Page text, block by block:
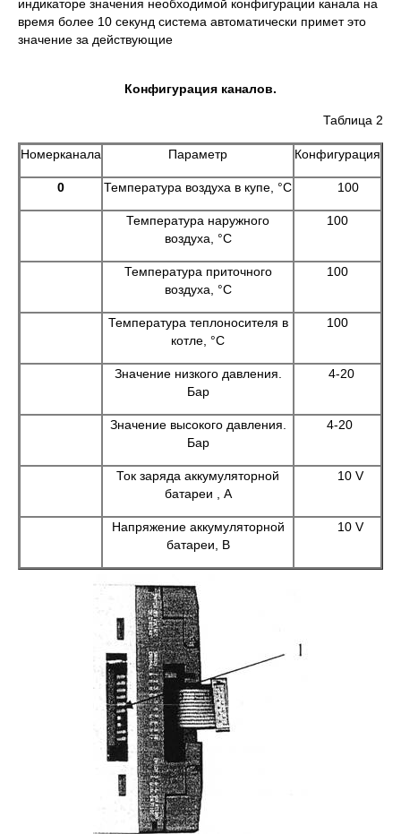
индикаторе значения необходимой конфигурации канала на
время более 10 секунд система автоматически примет это
значение за действующие
Конфигурация каналов.
Таблица 2
Номерканала Параметр Конфигурация
0 Температура воздуха в купе, °С 100
Температура наружного
воздуха, °С
100
Температура приточного
воздуха, °С
100
Температура теплоносителя в
котле, °С
100
Значение низкого давления.
Бар
4-20
Значение высокого давления.
Бар
4-20
Ток заряда аккумуляторной
батареи , А
10 V
Напряжение аккумуляторной
батареи, В
10 V